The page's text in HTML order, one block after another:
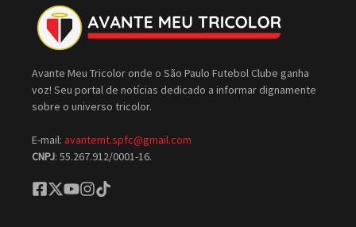
Avante Meu Tricolor onde o São Paulo Futebol Clube ganha
voz! Seu portal de notícias dedicado a informar dignamente
sobre o universo tricolor.
E-mail: avantemt.spfc@gmail.com
CNPJ: 55.267.912/0001-16.